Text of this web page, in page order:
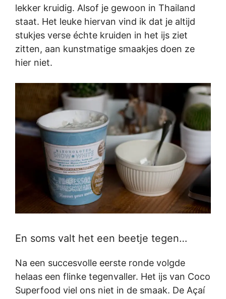
lekker kruidig. Alsof je gewoon in Thailand
staat. Het leuke hiervan vind ik dat je altijd
stukjes verse échte kruiden in het ijs ziet
zitten, aan kunstmatige smaakjes doen ze
hier niet.
En soms valt het een beetje tegen…
Na een succesvolle eerste ronde volgde
helaas een flinke tegenvaller. Het ijs van Coco
Superfood viel ons niet in de smaak. De Açaí